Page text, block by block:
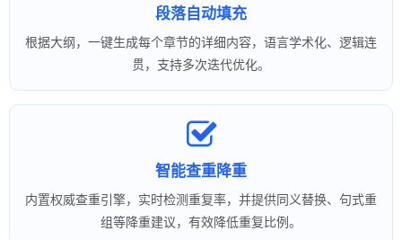
段落自动填充
根据大纲，一键生成每个章节的详细内容，语言学术化、逻辑连
贯，支持多次迭代优化。
智能查重降重
内置权威查重引擎，实时检测重复率，并提供同义替换、句式重
组等降重建议，有效降低重复比例。